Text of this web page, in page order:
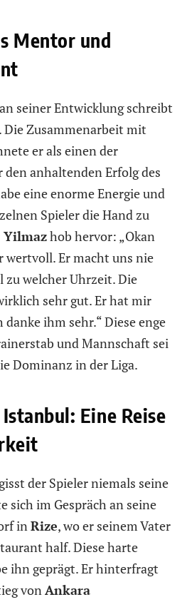
Mentor und
seiner Entwicklung schreibt
Die Zusammenarbeit mit
er als einen der
anhaltenden Erfolg des
eine enorme Energie und
Spieler die Hand zu
Yilmazhob hervor: „Okan
wertvoll. Er macht uns nie
zu welcher Uhrzeit. Die
sehr gut. Er hat mir
danke ihm sehr.“ Diese enge
und Mannschaft sei
Dominanz in der Liga.
Eine Reise
der Spieler niemals seine
sich im Gespräch an seine
inRize, wo er seinem Vater
half. Diese harte
ihn geprägt. Er hinterfragt
vonAnkara